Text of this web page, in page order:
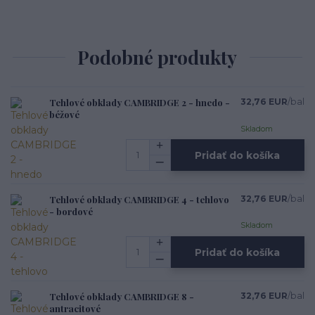
Podobné produkty
Tehlové obklady CAMBRIDGE 2 - hnedo -
béžové
32,76 EUR/bal
Skladom
Pridať do košíka
Tehlové obklady CAMBRIDGE 4 - tehlovo
- bordové
32,76 EUR/bal
Skladom
Pridať do košíka
Tehlové obklady CAMBRIDGE 8 -
antracitové
32,76 EUR/bal